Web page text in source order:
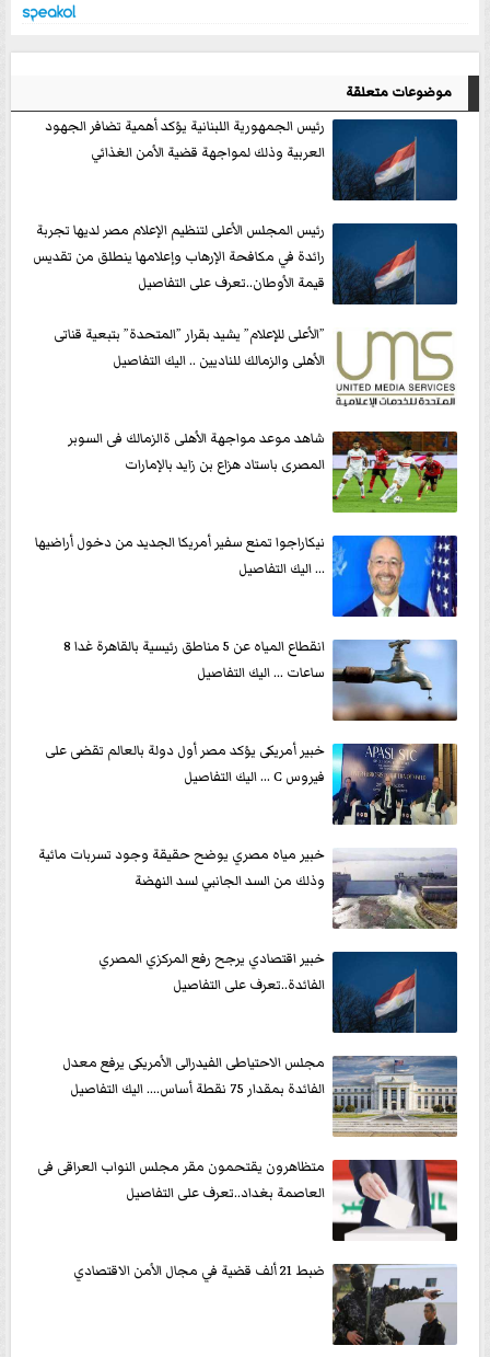
موضوعات متعلقة
رئيس الجمهورية اللبنانية يؤكد أهمية تضافر الجهود
العربية وذلك لمواجهة قضية الأمن الغذائي
رئيس المجلس الأعلى لتنظيم الإعلام مصر لديها تجربة
رائدة في مكافحة الإرهاب وإعلامها ينطلق من تقديس
قيمة الأوطان..تعرف على التفاصيل
”الأعلى للإعلام” يشيد بقرار ”المتحدة” بتبعية قناتى
الأهلى والزمالك للناديين .. اليك التفاصيل
شاهد موعد مواجهة الأهلى ةالزمالك فى السوبر
المصرى باستاد هزاع بن زايد بالإمارات
نيكاراجوا تمنع سفير أمريكا الجديد من دخول أراضيها
... اليك التفاصيل
انقطاع المياه عن 5 مناطق رئيسية بالقاهرة غدا 8
ساعات ... اليك التفاصيل
خبير أمريكى يؤكد مصر أول دولة بالعالم تقضى على
فيروس C ... اليك التفاصيل
خبير مياه مصري يوضح حقيقة وجود تسربات مائية
وذلك من السد الجانبي لسد النهضة
خبير اقتصادي يرجح رفع المركزي المصري
الفائدة..تعرف على التفاصيل
مجلس الاحتياطى الفيدرالى الأمريكى يرفع معدل
الفائدة بمقدار 75 نقطة أساس.... اليك التفاصيل
متظاهرون يقتحمون مقر مجلس النواب العراقى فى
العاصمة بغداد..تعرف على التفاصيل
ضبط 21 ألف قضية في مجال الأمن الاقتصادي